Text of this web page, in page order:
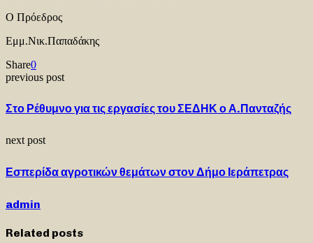
Ο Πρόεδρος
Εμμ.Νικ.Παπαδάκης
Share0
previous post
Στο Ρέθυμνο για τις εργασίες του ΣΕΔΗΚ ο Α.Πανταζής
next post
Εσπερίδα αγροτικών θεμάτων στον Δήμο Ιεράπετρας
admin
Related posts